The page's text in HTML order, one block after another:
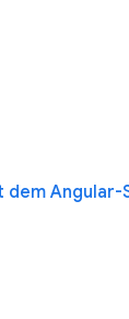
dem Angular-